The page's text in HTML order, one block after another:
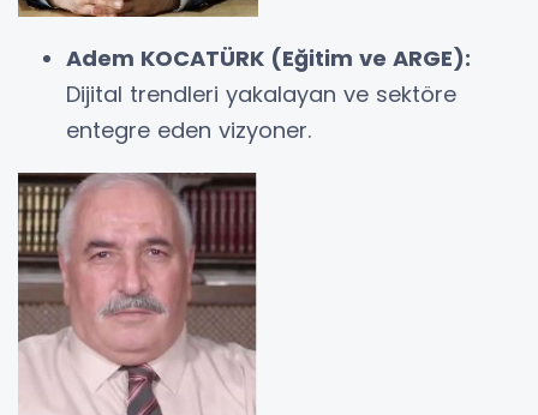
Adem KOCATÜRK (Eğitim ve ARGE):
Dijital trendleri yakalayan ve sektöre
entegre eden vizyoner.